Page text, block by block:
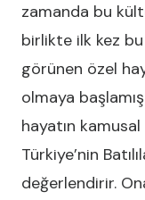
zamanda bu
birlikte ilk kez
görünen özel
olmaya
hayatın
Türkiye’nin
değerlendirir.